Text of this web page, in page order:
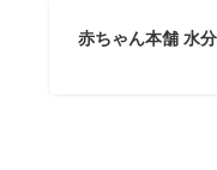
赤ちゃん本舗 水